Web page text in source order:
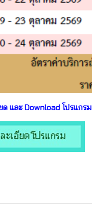
ด และ Download โปรแกรม